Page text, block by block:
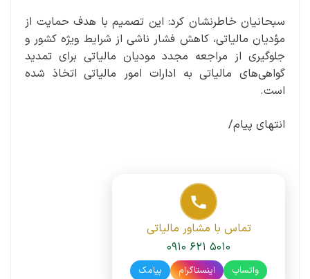
سبحانیان خاطرنشان کرد: این تصمیم با هدف حمایت از
مؤدیان مالیاتی، کاهش فشار ناشی از شرایط ویژه کشور و
جلوگیری از مراجعه مجدد مودیان مالیاتی برای تمدید
گواهی‌های مالیاتی به ادارات امور مالیاتی اتخاذ شده
است.
انتهای پیام/
تماس با مشاور مالیاتی
۰۹۱۰ ۶۲۱ ۵۰۱۰
واتساپ اینستاگرام پیامک